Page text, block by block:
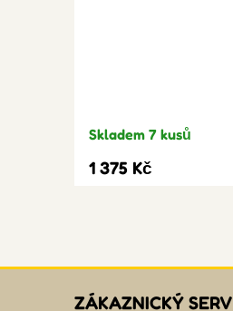
Skladem 7 kusů
1 375 Kč
ZÁKAZNICKÝ